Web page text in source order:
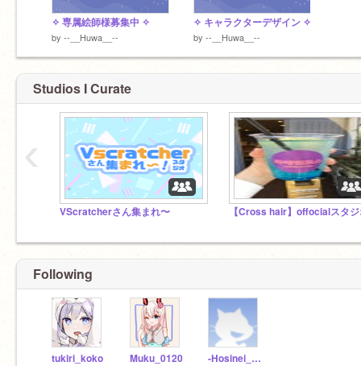
✧ 専属絵師様募集中 ✧
by --__Huwa__--
✧ キャラクターデザイン ✧
by --__Huwa__--
Studios I Curate
VScratcherさん集まれ〜 【Cross hair】offocialスタ
‹
Following
tukiri_koko Muku_0120 -Hosinei_Huwa-